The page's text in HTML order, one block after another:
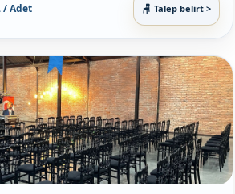
/ Adet Talep belirt >